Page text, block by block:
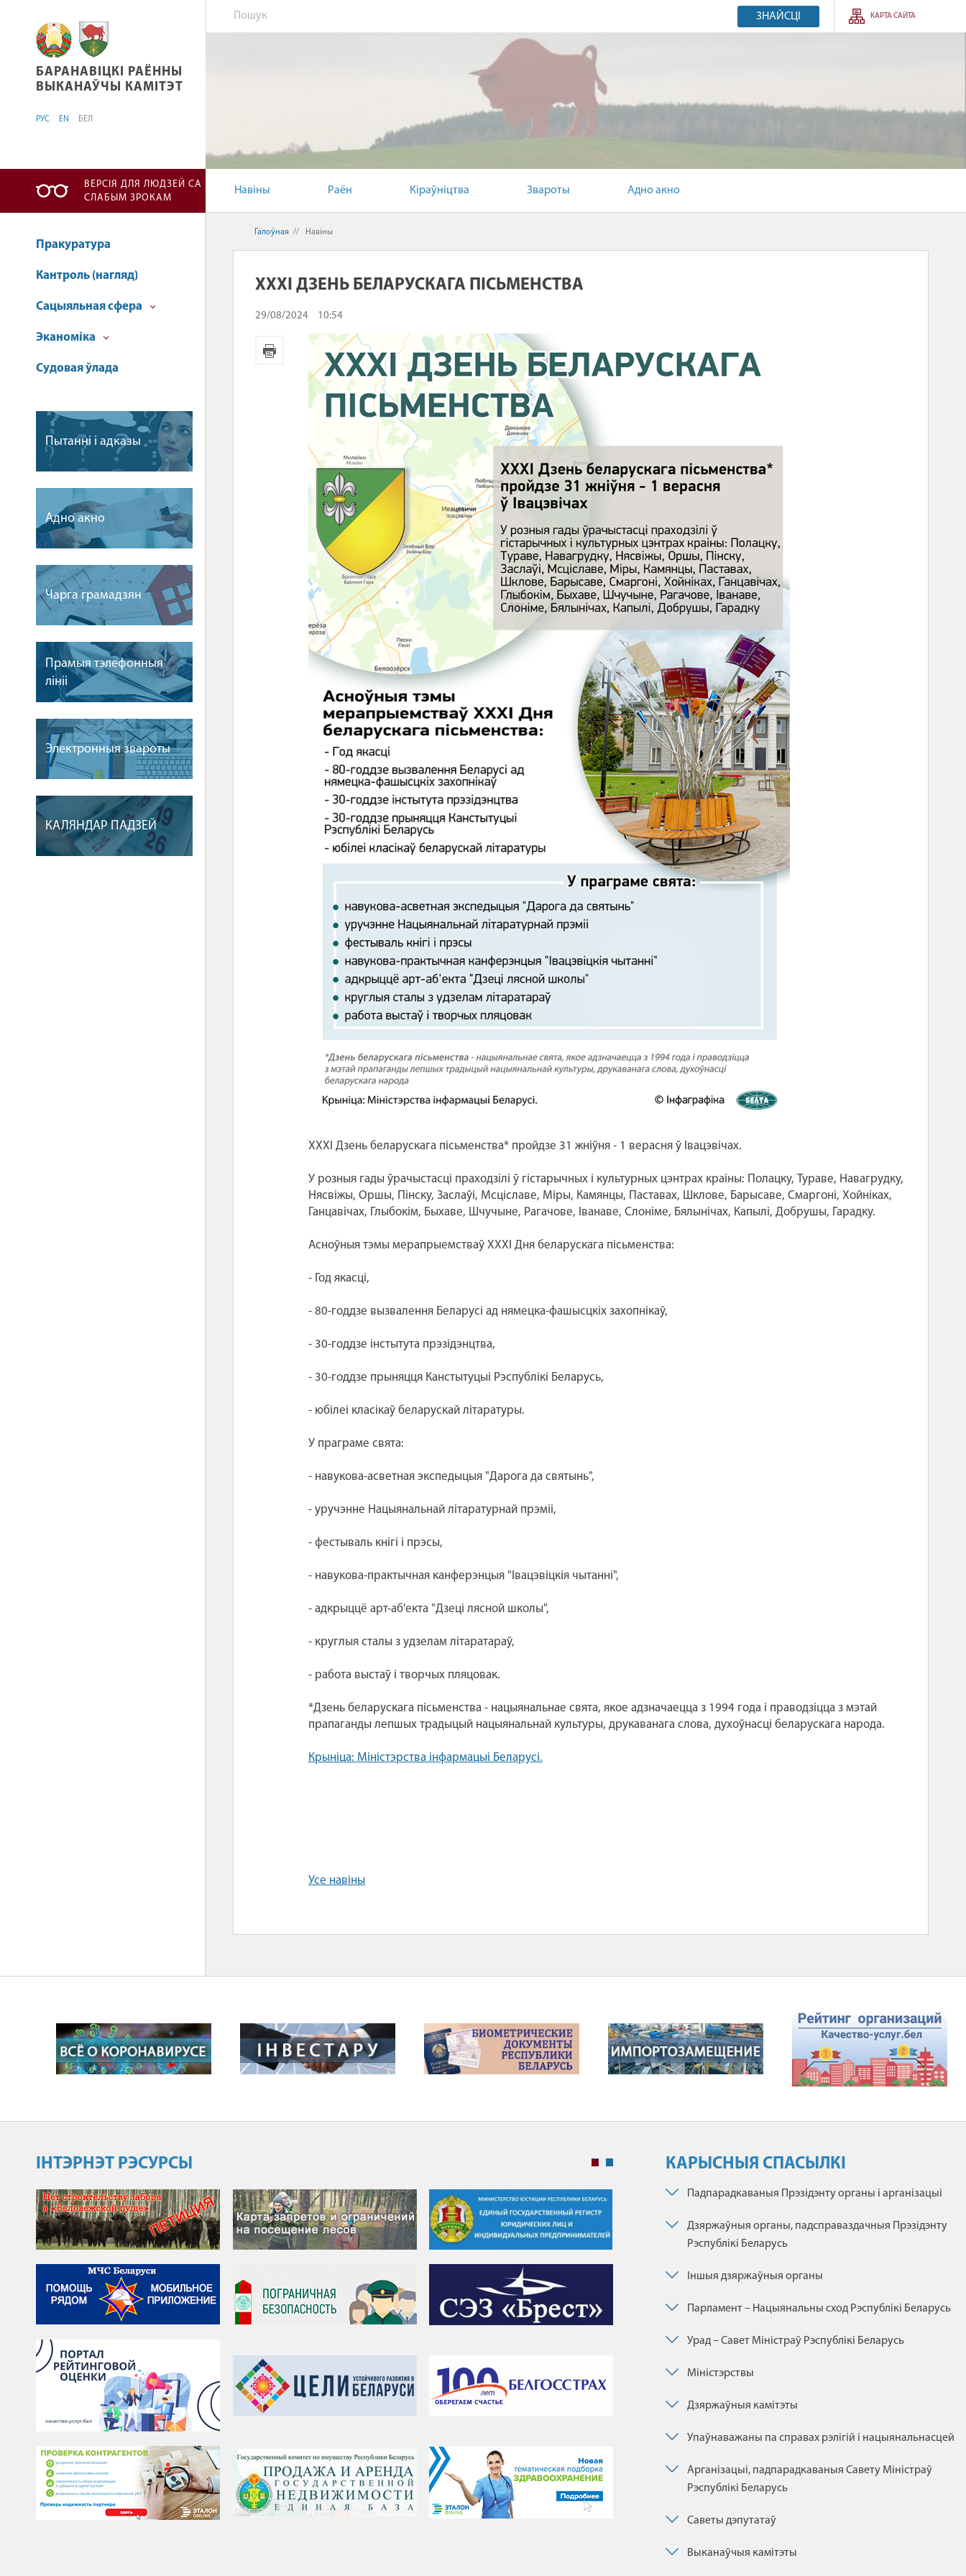
БАРАНАВІЦКІ РАЁННЫ ВЫКАНАЎЧЫ КАМІТЭТ
БАРАНАВІЦКІ РАЁННЫ
ВЫКАНАЎЧЫ КАМІТЭТ
РУС EN БЕЛ
ЗНАЙСЦІ КАРТА САЙТА
ВЕРСІЯ ДЛЯ ЛЮДЗЕЙ СА
СЛАБЫМ ЗРОКАМ
Навіны Раён Кіраўніцтва Звароты Адно акно
Пракуратура
Кантроль (нагляд)
Сацыяльная сфера
Эканоміка
Судовая ўлада
Пытаннi i адказы
Адно акно
Чарга грамадзян
Прамыя тэлефонныя
лiнii
Электронныя звароты
КАЛЯНДАР ПАДЗЕЙ
Галоўная // Навіны
XXXI ДЗЕНЬ БЕЛАРУСКАГА ПІСЬМЕНСТВА
29/08/2024 10:54
XXXI Дзень беларускага пісьменства* пройдзе 31 жніўня - 1 верасня ў Івацэвічах.
У розныя гады ўрачыстасці праходзілі ў гістарычных і культурных цэнтрах краіны: Полацку, Тураве, Навагрудку,
Нясвіжы, Оршы, Пінску, Заслаўі, Мсціславе, Міры, Камянцы, Паставах, Шклове, Барысаве, Смаргоні, Хойніках,
Ганцавічах, Глыбокім, Быхаве, Шчучыне, Рагачове, Іванаве, Слоніме, Бялынічах, Капылі, Добрушы, Гарадку.
Асноўныя тэмы мерапрыемстваў XXXI Дня беларускага пісьменства:
- Год якасці,
- 80-годдзе вызвалення Беларусі ад нямецка-фашысцкіх захопнікаў,
- 30-годдзе інстытута прэзідэнцтва,
- 30-годдзе прыняцця Канстытуцыі Рэспублікі Беларусь,
- юбілеі класікаў беларускай літаратуры.
У праграме свята:
- навукова-асветная экспедыцыя "Дарога да святынь",
- уручэнне Нацыянальнай літаратурнай прэміі,
- фестываль кнігі і прэсы,
- навукова-практычная канферэнцыя "Івацэвіцкія чытанні",
- адкрыццё арт-аб'екта "Дзеці лясной школы",
- круглыя сталы з удзелам літаратараў,
- работа выстаў і творчых пляцовак.
*Дзень беларускага пісьменства - нацыянальнае свята, якое адзначаецца з 1994 года і праводзіцца з мэтай
прапаганды лепшых традыцый нацыянальнай культуры, друкаванага слова, духоўнасці беларускага народа.
Крыніца: Міністэрства інфармацыі Беларусі.
Усе навіны
ІНТЭРНЭТ РЭСУРСЫ КАРЫСНЫЯ СПАСЫЛКІ
Падпарадкаваныя Прэзідэнту органы і арганізацыі
Дзяржаўныя органы, падсправаздачныя Прэзідэнту
Рэспублікі Беларусь
Іншыя дзяржаўныя органы
Парламент – Нацыянальны сход Рэспублікі Беларусь
Урад – Савет Міністраў Рэспублікі Беларусь
Міністэрствы
Дзяржаўныя камітэты
Упаўнаважаны па справах рэлігій і нацыянальнасцей
Арганізацыі, падпарадкаваныя Савету Міністраў
Рэспублікі Беларусь
Саветы дэпутатаў
Выканаўчыя камітэты